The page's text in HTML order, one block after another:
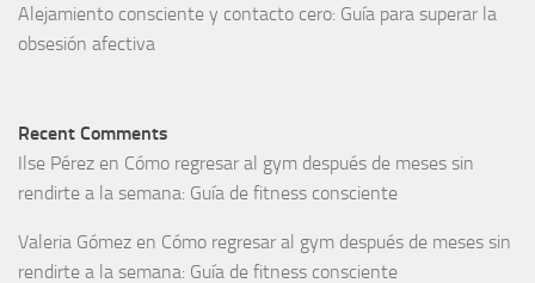
Alejamiento consciente y contacto cero: Guía para superar la
obsesión afectiva
Recent Comments
Ilse Pérez en Cómo regresar al gym después de meses sin
rendirte a la semana: Guía de fitness consciente
Valeria Gómez en Cómo regresar al gym después de meses sin
rendirte a la semana: Guía de fitness consciente